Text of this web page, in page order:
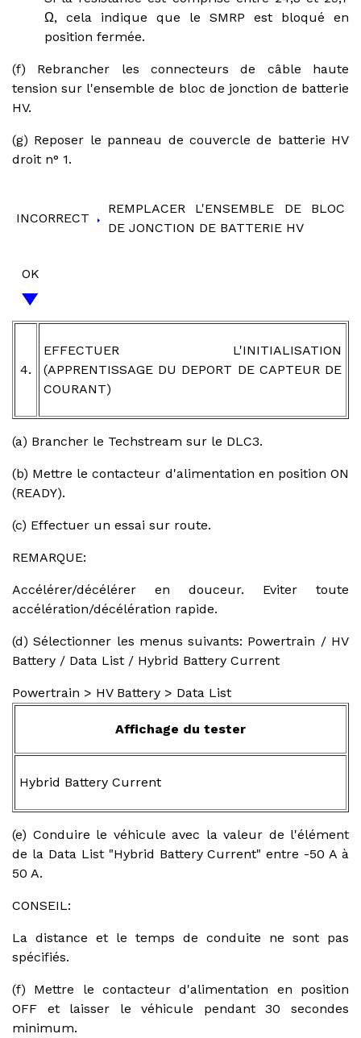
Ω, cela indique que le SMRP est bloqué en
position fermée.
(f) Rebrancher les connecteurs de câble haute
tension sur l'ensemble de bloc de jonction de batterie
HV.
(g) Reposer le panneau de couvercle de batterie HV
droit n° 1.
INCORRECT
REMPLACER L'ENSEMBLE DE BLOC
DE JONCTION DE BATTERIE HV
OK
4.
EFFECTUER L'INITIALISATION
(APPRENTISSAGE DU DEPORT DE CAPTEUR DE
COURANT)
(a) Brancher le Techstream sur le DLC3.
(b) Mettre le contacteur d'alimentation en position ON
(READY).
(c) Effectuer un essai sur route.
REMARQUE:
Accélérer/décélérer en douceur. Eviter toute
accélération/décélération rapide.
(d) Sélectionner les menus suivants: Powertrain / HV
Battery / Data List / Hybrid Battery Current
Powertrain > HV Battery > Data List
Affichage du tester
Hybrid Battery Current
(e) Conduire le véhicule avec la valeur de l'élément
de la Data List "Hybrid Battery Current" entre -50 A à
50 A.
CONSEIL:
La distance et le temps de conduite ne sont pas
spécifiés.
(f) Mettre le contacteur d'alimentation en position
OFF et laisser le véhicule pendant 30 secondes
minimum.